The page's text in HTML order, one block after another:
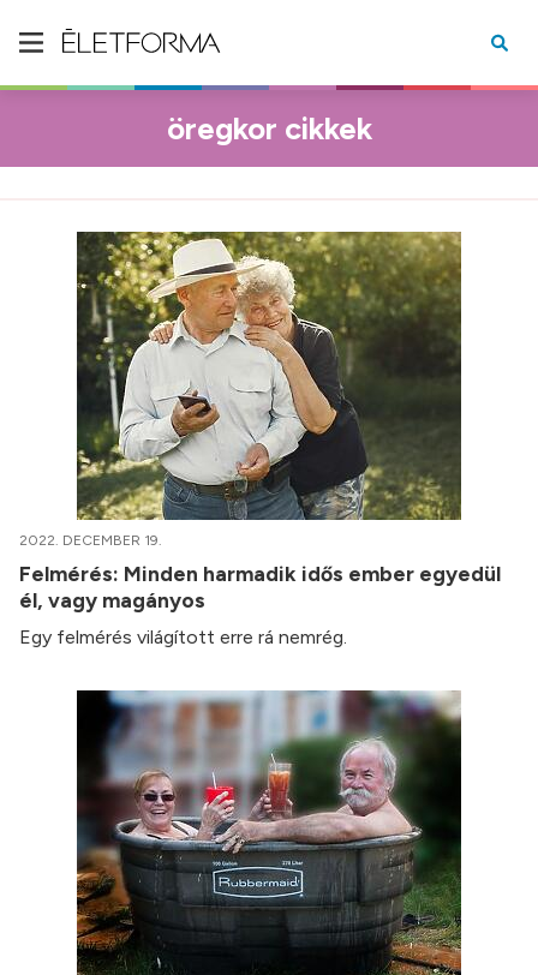
öregkor cikkek
2022. DECEMBER 19.
Felmérés: Minden harmadik idős ember egyedül
él, vagy magányos
Egy felmérés világított erre rá nemrég.